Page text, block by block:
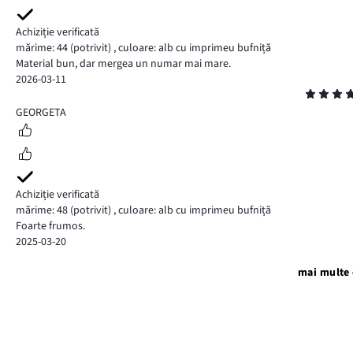
Achiziție verificată
mărime: 44 (potrivit) ,culoare: alb cu imprimeu bufniță
Material bun, dar mergea un numar mai mare.
2026-03-11
5
GEORGETA
Achiziție verificată
mărime: 48 (potrivit) ,culoare: alb cu imprimeu bufniță
Foarte frumos.
2025-03-20
mai